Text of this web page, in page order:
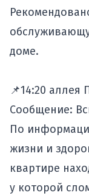
доме.
📌14:20 аллея
Сообщение:
По
жизни и
квартире
у которой